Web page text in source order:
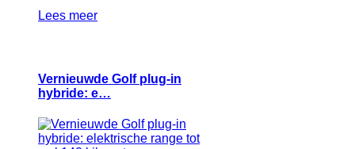
Lees meer
Vernieuwde Golf plug-in
hybride: e…